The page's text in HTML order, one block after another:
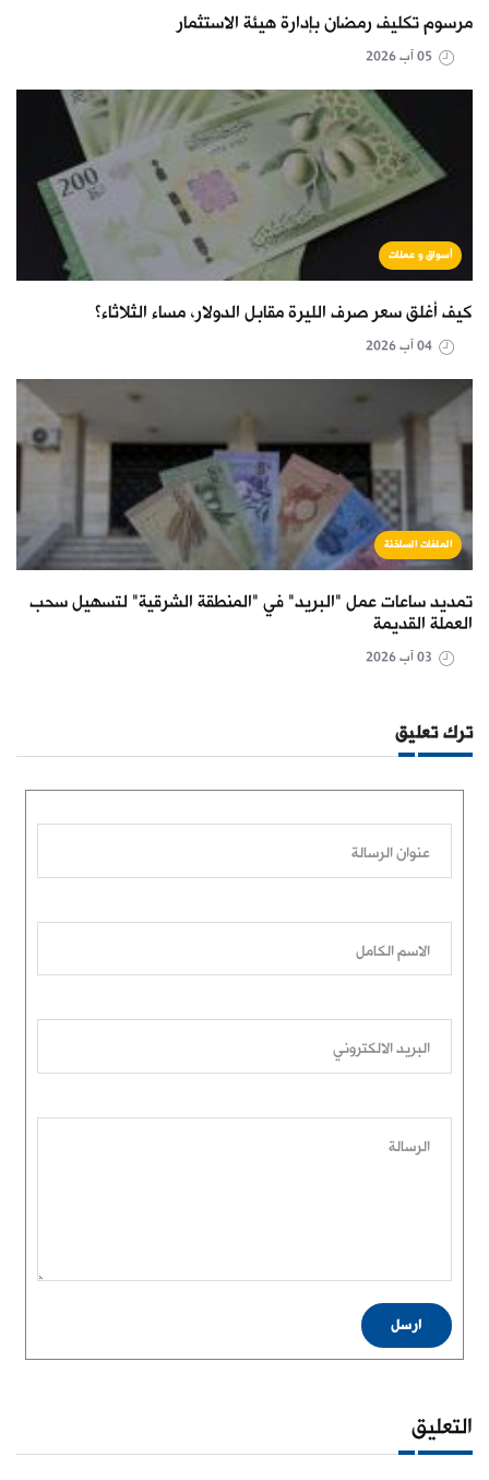
مرسوم تكليف رمضان بإدارة هيئة الاستثمار
أسواق و عملات
كيف أغلق سعر صرف الليرة مقابل الدولار، مساء الثلاثاء؟
الملفات الساخنة
تمديد ساعات عمل "البريد" في "المنطقة الشرقية" لتسهيل سحب
العملة القديمة
ترك تعليق
عنوان الرسالة
الاسم الكامل
البريد الالكتروني
الرسالة
ارسل
التعليق